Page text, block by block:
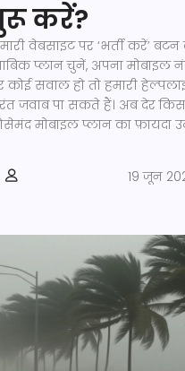
करें?
वेबसाइट पर ‘भर्ती करें’ बटन
प्लान चुनें, अपना मोबाइल
कोई सवाल हो तो हमारी
जवाब पा सकते हैं। अब देर
मोबाइल प्लान का फ़ायदा
19 जून